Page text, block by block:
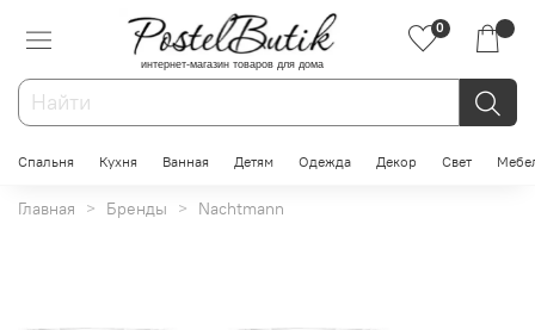
интернет-магазин товаров для дома
0
Спальня Кухня Ванная Детям Одежда Декор Свет
Главная Бренды Nachtmann